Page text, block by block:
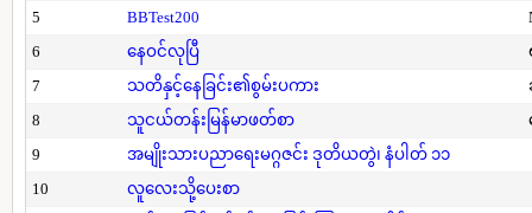
5
BBTest200
6
နေဝင်လုပြီ
7
သတိနှင့်နေခြင်း၏စွမ်းပကား
8
သူငယ်တန်းမြန်မာဖတ်စာ
9
အမျိုးသားပညာရေးမဂ္ဂဇင်း ဒုတိယတွဲ၊ နံပါတ် ၁၁
10
လူလေးသို့ပေးစာ